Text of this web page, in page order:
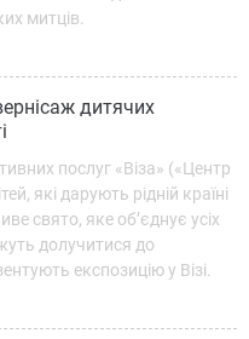
митців.
дитячих
послуг «Віза» («Центр
які дарують рідній країні
свято, яке об’єднує усіх
долучитися до
експозицію у Візі.